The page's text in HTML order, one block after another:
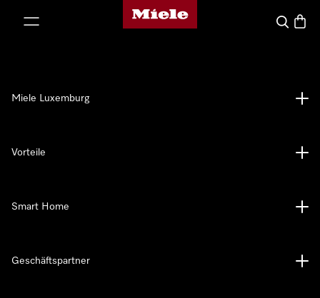
Miele-Homepage
Suche
Miele Luxemburg
Vorteile
Smart Home
Geschäftspartner